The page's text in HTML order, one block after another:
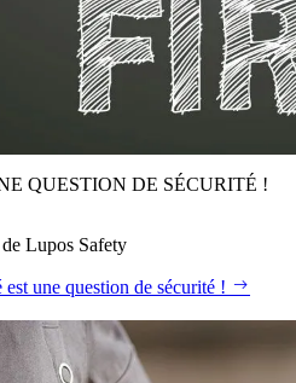
QUESTION DE SÉCURITÉ !
Lupos Safety
est une question de sécurité !